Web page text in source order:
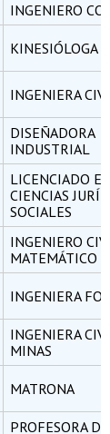
INGENIERO
KINESIÓLOGA
INGENIERA
DISEÑADORA
INDUSTRIAL
LICENCIADO
CIENCIAS
SOCIALES
INGENIERO
MATEMÁTICO
INGENIERA
INGENIERA
MINAS
MATRONA
PROFESORA DE